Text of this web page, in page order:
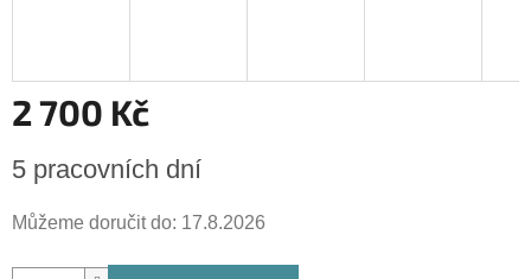
2 700 Kč
cena:
5 pracovních dní
Můžeme doručit do: 17.8.2026